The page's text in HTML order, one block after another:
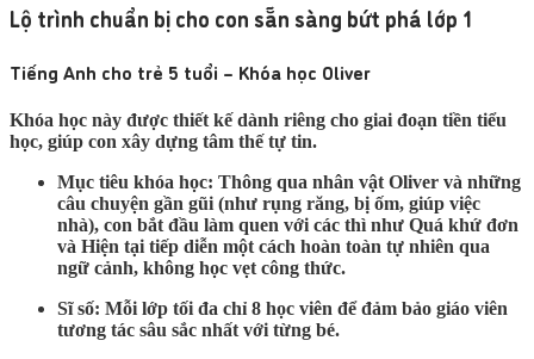
Lộ trình chuẩn bị cho con sẵn sàng bứt phá lớp 1
Tiếng Anh cho trẻ 5 tuổi – Khóa học Oliver
Khóa học này được thiết kế dành riêng cho giai đoạn tiền tiểu
học, giúp con xây dựng tâm thế tự tin.
Mục tiêu khóa học: Thông qua nhân vật Oliver và những
câu chuyện gần gũi (như rụng răng, bị ốm, giúp việc
nhà), con bắt đầu làm quen với các thì như Quá khứ đơn
và Hiện tại tiếp diễn một cách hoàn toàn tự nhiên qua
ngữ cảnh, không học vẹt công thức.
Sĩ số: Mỗi lớp tối đa chỉ 8 học viên để đảm bảo giáo viên
tương tác sâu sắc nhất với từng bé.